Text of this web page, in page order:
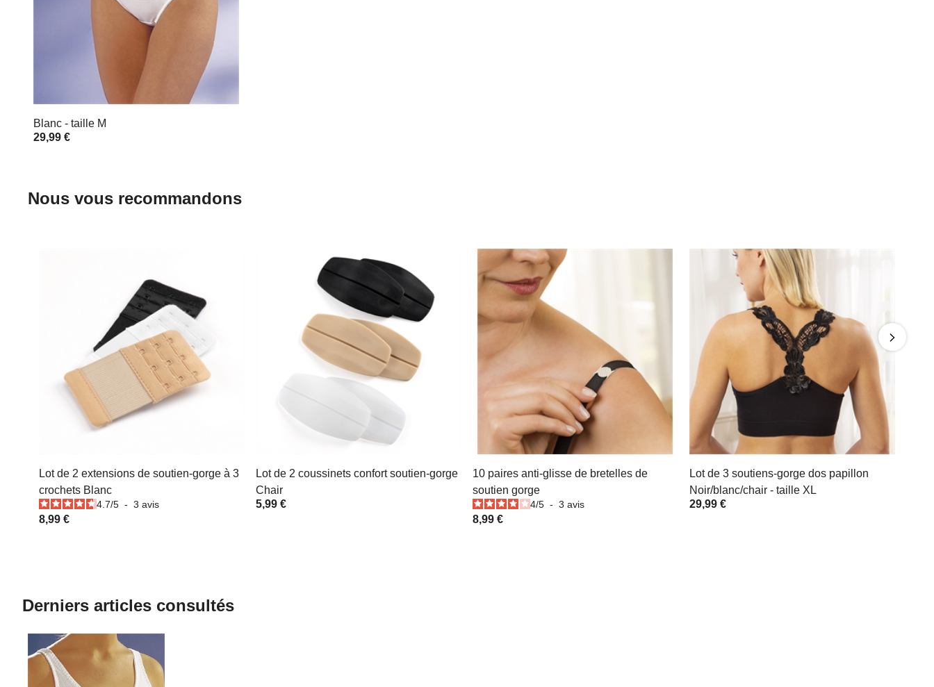
Blanc - taille M
29,99 €
Nous vous recommandons
Lot de 2 extensions de soutien-gorge à 3
crochets Blanc
4.7/5 - 3 avis
8,99 €
Lot de 2 coussinets confort soutien-gorge
Chair
5,99 €
10 paires anti-glisse de bretelles de
soutien gorge
4/5 - 3 avis
8,99 €
Lot de 3 soutiens-gorge dos papillon
Noir/blanc/chair - taille XL
29,99 €
Derniers articles consultés